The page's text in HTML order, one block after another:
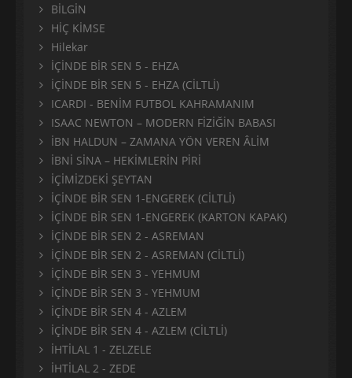
BİLGİN
HİÇ KİMSE
Hilekar
İÇİNDE BİR SEN 5 - EHZA
İÇİNDE BİR SEN 5 - EHZA (CİLTLİ)
ICARDI - BENİM FUTBOL KAHRAMANIM
ISAAC NEWTON – MODERN FİZİĞİN BABASI
İBN HALDUN – ZAMANA YÖN VEREN ÂLİM
İBNİ SİNA – HEKİMLERİN PİRİ
İÇİMİZDEKİ ŞEYTAN
İÇİNDE BİR SEN 1-ENGEREK (CİLTLİ)
İÇİNDE BİR SEN 1-ENGEREK (KARTON KAPAK)
İÇİNDE BİR SEN 2 - ASREMAN
İÇİNDE BİR SEN 2 - ASREMAN (CİLTLİ)
İÇİNDE BİR SEN 3 - YEHMUM
İÇİNDE BİR SEN 3 - YEHMUM
İÇİNDE BİR SEN 4 - AZLEM
İÇİNDE BİR SEN 4 - AZLEM (CİLTLİ)
İHTİLAL 1 - ZELZELE
İHTİLAL 2 - ZEDE